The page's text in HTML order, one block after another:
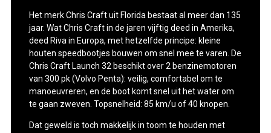
Het merk Chris Craft uit Florida bestaat al meer dan 135
jaar. Wat Chris Craft in de jaren vijftig deed in Amerika,
deed Riva in Europa, met hetzelfde principe: kleine
houten speedbootjes bouwen om snel mee te varen. De
Chris Craft Launch 32 beschikt over 2 benzinemotoren
van 300 pk (Volvo Penta): veilig, comfortabel om te
manoeuvreren, en de boot komt snel uit het water om
te gaan zweven. Topsnelheid: 85 km/u of 40 knopen.
Dat geweld is toch makkelijk in toom te houden met